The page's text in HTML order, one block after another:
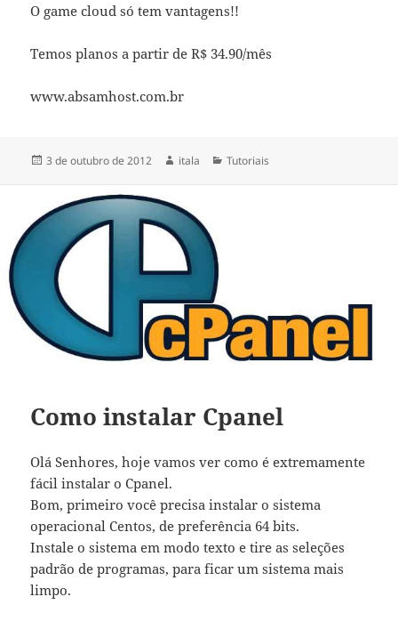
O game cloud só tem vantagens!!
Temos planos a partir de R$ 34.90/mês
www.absamhost.com.br
Publicado
3 de outubro de 2012 Autor
itala Categorias
Tutoriais
Como instalar Cpanel
Olá Senhores, hoje vamos ver como é extremamente
fácil instalar o Cpanel.
Bom, primeiro você precisa instalar o sistema
operacional Centos, de preferência 64 bits.
Instale o sistema em modo texto e tire as seleções
padrão de programas, para ficar um sistema mais
limpo.